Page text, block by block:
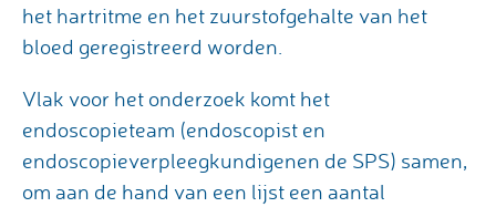
het hartritme en het zuurstofgehalte van het
bloed geregistreerd worden.
Vlak voor het onderzoek komt het
endoscopieteam (endoscopist en
endoscopieverpleegkundigenen de SPS) samen,
om aan de hand van een lijst een aantal